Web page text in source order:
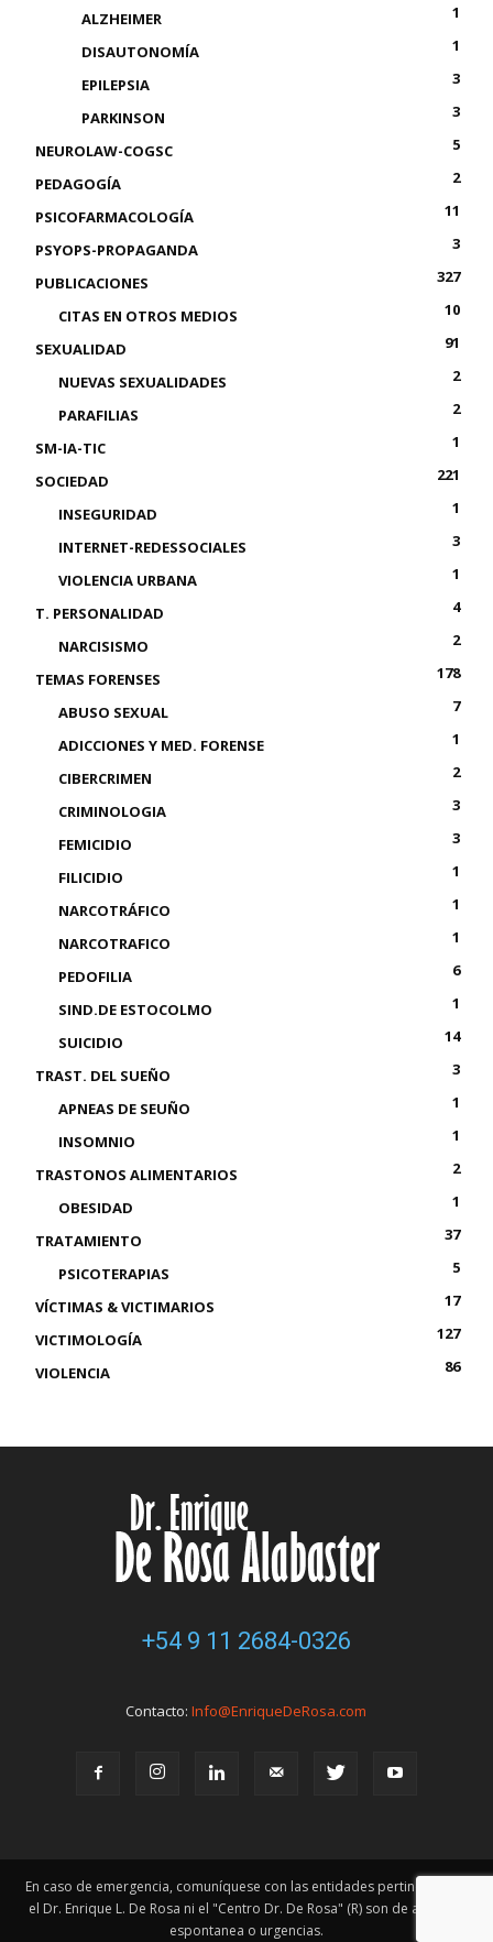
ALZHEIMER
1
DISAUTONOMÍA
1
EPILEPSIA
3
PARKINSON
3
NEUROLAW-COGSC
5
PEDAGOGÍA
2
PSICOFARMACOLOGÍA
11
PSYOPS-PROPAGANDA
3
PUBLICACIONES
327
CITAS EN OTROS MEDIOS
10
SEXUALIDAD
91
NUEVAS SEXUALIDADES
2
PARAFILIAS
2
SM-IA-TIC
1
SOCIEDAD
221
INSEGURIDAD
1
INTERNET-REDESSOCIALES
3
VIOLENCIA URBANA
1
T. PERSONALIDAD
4
NARCISISMO
2
TEMAS FORENSES
178
ABUSO SEXUAL
7
ADICCIONES Y MED. FORENSE
1
CIBERCRIMEN
2
CRIMINOLOGIA
3
FEMICIDIO
3
FILICIDIO
1
NARCOTRÁFICO
1
NARCOTRAFICO
1
PEDOFILIA
6
SIND.DE ESTOCOLMO
1
SUICIDIO
14
TRAST. DEL SUEÑO
3
APNEAS DE SEUÑO
1
INSOMNIO
1
TRASTONOS ALIMENTARIOS
2
OBESIDAD
1
TRATAMIENTO
37
PSICOTERAPIAS
5
VÍCTIMAS & VICTIMARIOS
17
VICTIMOLOGÍA
127
VIOLENCIA
86
+54 9 11 2684-0326
Contacto:Info@EnriqueDeRosa.com
En caso de emergencia, comuníquese con las entidades pertinentes. Ni
el Dr. Enrique L. De Rosa ni el "Centro Dr. De Rosa" (R) son de atención
espontanea o urgencias.